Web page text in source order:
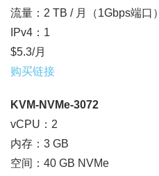
流量：2 TB / 月（1Gbps端口）
IPv4：1
$5.3/月
购买链接
KVM-NVMe-3072
vCPU：2
内存：3 GB
空间：40 GB NVMe